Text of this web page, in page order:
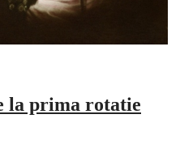
la prima rotatie